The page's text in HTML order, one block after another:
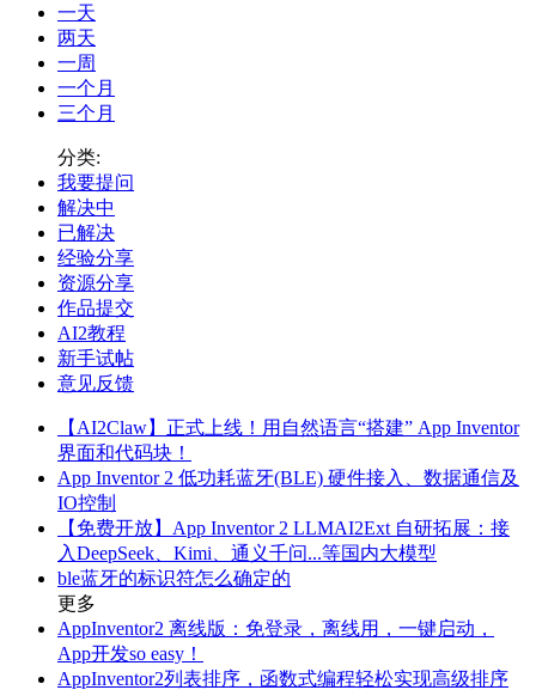
一天
两天
一周
一个月
三个月
分类:
我要提问
解决中
已解决
经验分享
资源分享
作品提交
AI2教程
新手试帖
意见反馈
【AI2Claw】正式上线！用自然语言“搭建” App Inventor
界面和代码块！
App Inventor 2 低功耗蓝牙(BLE) 硬件接入、数据通信及
IO控制
【免费开放】App Inventor 2 LLMAI2Ext 自研拓展：接
入DeepSeek、Kimi、通义千问...等国内大模型
ble蓝牙的标识符怎么确定的
更多
AppInventor2 离线版：免登录，离线用，一键启动，
App开发so easy！
AppInventor2列表排序，函数式编程轻松实现高级排序